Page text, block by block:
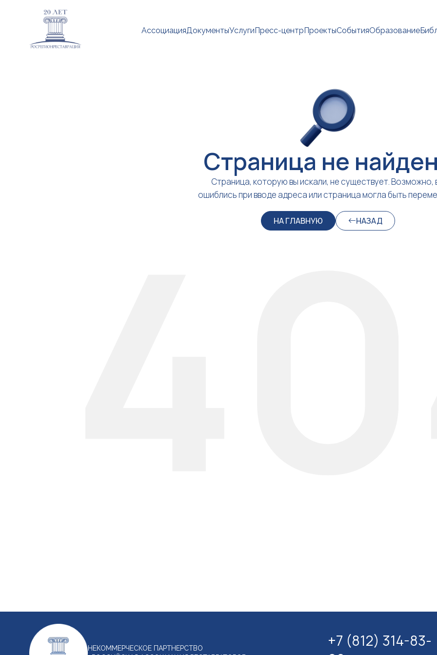
АссоциацияДокументыУслугиПресс-центрПроектыСобытияОбразование
Страница не
Страница, которую вы искали, не существует. Возможно,
ошиблись при вводе адреса или страница могла быть
НА ГЛАВНУЮ НАЗАД
НЕКОММЕРЧЕСКОЕ ПАРТНЕРСТВО
+7 (812) 314-83-